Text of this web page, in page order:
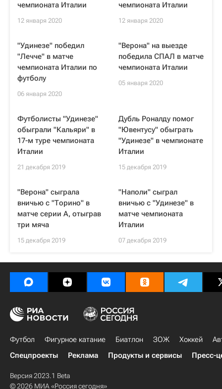
чемпионата Италии
12 января 2020
чемпионата Италии
12 января 2020
"Удинезе" победил
"Лечче" в матче
чемпионата Италии по
футболу
06 января 2020
"Верона" на выезде
победила СПАЛ в матче
чемпионата Италии
05 января 2020
Футболисты "Удинезе"
обыграли "Кальяри" в
17-м туре чемпионата
Италии
21 декабря 2019
Дубль Роналду помог
"Ювентусу" обыграть
"Удинезе" в чемпионате
Италии
15 декабря 2019
"Верона" сыграла
вничью с "Торино" в
матче серии А, отыграв
три мяча
15 декабря 2019
"Наполи" сыграл
вничью с "Удинезе" в
матче чемпионата
Италии
07 декабря 2019
Футбол Фигурное катание Биатлон ЗОЖ Хоккей
Спецпроекты
Реклама Продукты и сервисы Пресс-
Версия 2023.1 Beta
© 2026 МИА «Россия сегодня»